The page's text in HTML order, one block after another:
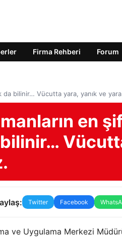
Firma Rehberi Forum
da bilinir… Vücutta yara, yanık ve
en
bilinir…
Twitter Facebook
ve Uygulama Merkezi